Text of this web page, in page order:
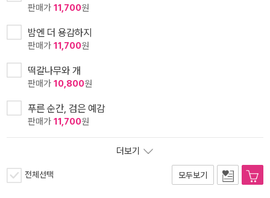
판매가 11,700원
밤엔 더 용감하지
판매가 11,700원
떡갈나무와 개
판매가 10,800원
푸른 순간, 검은 예감
판매가 11,700원
더보기
전체선택 모두보기